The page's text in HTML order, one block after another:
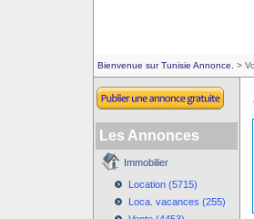
Bienvenue sur Tunisie Annonce. >
Les Annonces
Immobilier
Location (5715)
Loca. vacances (255)